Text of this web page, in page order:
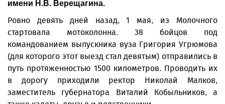
имени Н.В. Верещагина.
Ровно девять дней назад, 1 мая, из Молочного
стартовала мотоколонна. 38 бойцов под
командованием выпускника вуза Григория Угрюмова
(для которого этот выезд стал девятым) отправились в
путь протяженностью 1500 километров. Проводить их
в дорогу приходили ректор Николай Малков,
заместитель губернатора Виталий Кобыльников, а